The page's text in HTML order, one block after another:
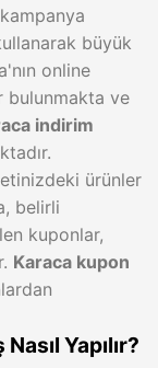
büyük
online
bulunmakta ve
indirim
ürünler
belirli
kuponlar,
Karaca kupon
Yapılır?